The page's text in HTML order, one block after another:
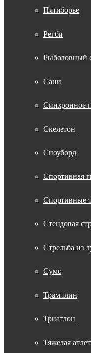
Пятиборье
Регби
Рыболовный
Сани
Синхронное
Скелетон
Сноуборд
Спортивная
Спортивные
Стендовая
Стрельба из
Сумо
Трамплин
Триатлон
Тяжелая